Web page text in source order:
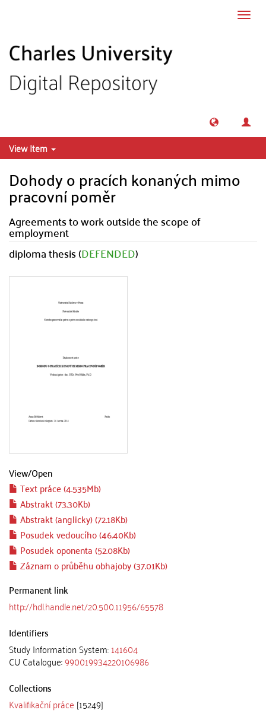
View Item
Dohody o pracích konaných mimo
pracovní poměr
Agreements to work outside the scope of
employment
diploma thesis (DEFENDED)
View/Open
Text práce (4.535Mb)
Abstrakt (73.30Kb)
Abstrakt (anglicky) (72.18Kb)
Posudek vedoucího (46.40Kb)
Posudek oponenta (52.08Kb)
Záznam o průběhu obhajoby (37.01Kb)
Permanent link
http://hdl.handle.net/20.500.11956/65578
Identifiers
Study Information System:141604
CU Catalogue:990019934220106986
Collections
Kvalifikační práce [15249]